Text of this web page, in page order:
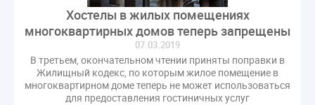
Хостелы в жилых помещениях
многоквартирных домов теперь запрещены
07.03.2019
В третьем, окончательном чтении приняты поправки в
Жилищный кодекс, по которым жилое помещение в
многоквартирном доме теперь не может использоваться
для предоставления гостиничных услуг